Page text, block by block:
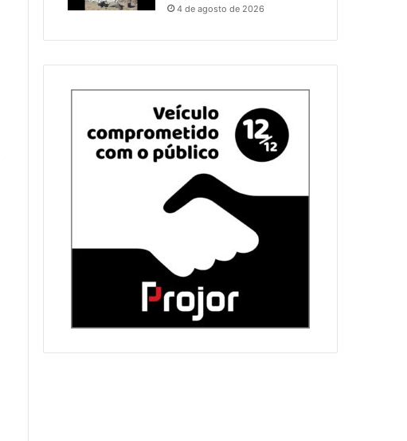
4 de agosto de 2026